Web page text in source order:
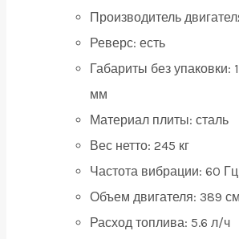
Производитель
Реверс: есть
Габариты без упаковки:
мм
Материал плиты: сталь
Вес нетто: 245 кг
Частота вибрации: 60 Гц
Объем двигателя: 389
Расход топлива: 5.6 л/ч